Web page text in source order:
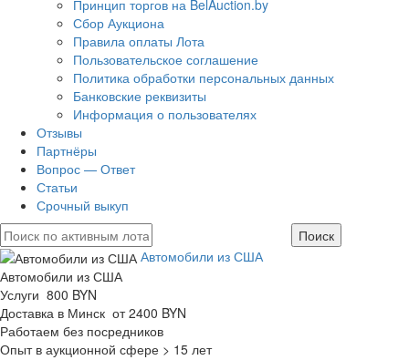
Принцип торгов на BelAuction.by
Сбор Аукциона
Правила оплаты Лота
Пользовательское соглашение
Политика обработки персональных данных
Банковские реквизиты
Информация о пользователях
Отзывы
Партнёры
Вопрос — Ответ
Статьи
Срочный выкуп
Автомобили из США
Автомобили из США
Услуги 800 BYN
Доставка в Минск от 2400 BYN
Работаем без посредников
Опыт в аукционной сфере > 15 лет